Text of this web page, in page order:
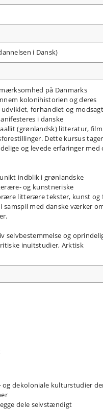
i Dansk)
på Danmarks
kolonihistorien og deres
forhandlet og
i danske
(grønlandsk) litteratur,
Dette kursus
og levede erfaringer med
indblik i grønlandske
og kunstneriske
litterære tekster, kunst og
i samspil med danske værker
selvbestemmelse og
inuitstudier, Arktisk
dekoloniale kulturstudier
dele selvstændigt